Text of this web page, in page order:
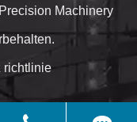
Machinery
richtlinie